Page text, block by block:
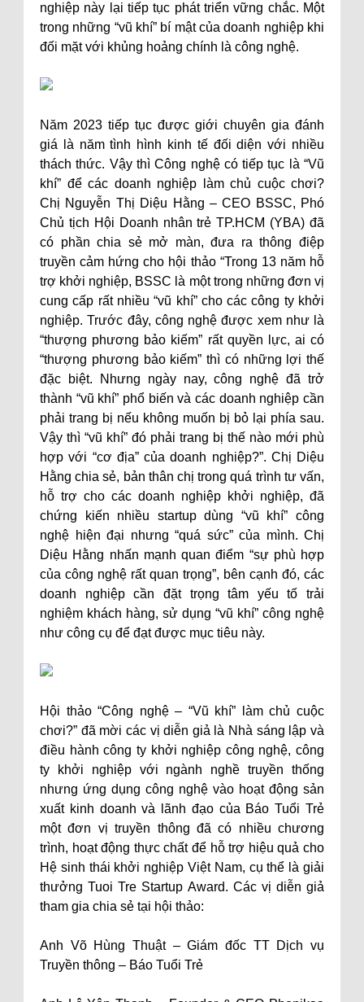
nghiệp này lại tiếp tục phát triển vững chắc. Một
trong những “vũ khí” bí mật của doanh nghiệp khi
đối mặt với khủng hoảng chính là công nghệ.
Năm 2023 tiếp tục được giới chuyên gia đánh
giá là năm tình hình kinh tế đối diện với nhiều
thách thức. Vậy thì Công nghệ có tiếp tục là “Vũ
khí” để các doanh nghiệp làm chủ cuộc chơi?
Chị Nguyễn Thị Diệu Hằng – CEO BSSC, Phó
Chủ tịch Hội Doanh nhân trẻ TP.HCM (YBA) đã
có phần chia sẻ mở màn, đưa ra thông điệp
truyền cảm hứng cho hội thảo “Trong 13 năm hỗ
trợ khởi nghiệp, BSSC là một trong những đơn vị
cung cấp rất nhiều “vũ khí” cho các công ty khởi
nghiệp. Trước đây, công nghệ được xem như là
“thượng phương bảo kiếm” rất quyền lực, ai có
“thượng phương bảo kiếm” thì có những lợi thế
đặc biệt. Nhưng ngày nay, công nghệ đã trở
thành “vũ khí” phổ biến và các doanh nghiệp cần
phải trang bị nếu không muốn bị bỏ lại phía sau.
Vậy thì “vũ khí” đó phải trang bị thế nào mới phù
hợp với “cơ địa” của doanh nghiệp?”. Chị Diệu
Hằng chia sẻ, bản thân chị trong quá trình tư vấn,
hỗ trợ cho các doanh nghiệp khởi nghiệp, đã
chứng kiến nhiều startup dùng “vũ khí” công
nghệ hiện đại nhưng “quá sức” của mình. Chị
Diệu Hằng nhấn mạnh quan điểm “sự phù hợp
của công nghệ rất quan trọng”, bên cạnh đó, các
doanh nghiệp cần đặt trọng tâm yếu tố trải
nghiệm khách hàng, sử dụng “vũ khí” công nghệ
như công cụ để đạt được mục tiêu này.
Hội thảo “Công nghệ – “Vũ khí” làm chủ cuộc
chơi?” đã mời các vị diễn giả là Nhà sáng lập và
điều hành công ty khởi nghiệp công nghệ, công
ty khởi nghiệp với ngành nghề truyền thống
nhưng ứng dụng công nghệ vào hoạt động sản
xuất kinh doanh và lãnh đạo của Báo Tuổi Trẻ
một đơn vị truyền thông đã có nhiều chương
trình, hoạt động thực chất để hỗ trợ hiệu quả cho
Hệ sinh thái khởi nghiệp Việt Nam, cụ thể là giải
thưởng Tuoi Tre Startup Award. Các vị diễn giả
tham gia chia sẻ tại hội thảo:
Anh Võ Hùng Thuật – Giám đốc TT Dịch vụ
Truyền thông – Báo Tuổi Trẻ